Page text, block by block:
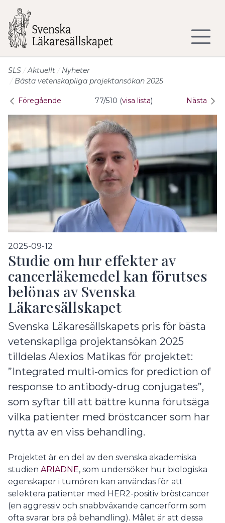
SLS Aktuellt
Nyheter
Bästa vetenskapliga projektansökan 2025
Föregående 77/510 (visa lista) Nästa
2025-09-12
Studie om hur effekter av
cancerläkemedel kan förutses
belönas av Svenska
Läkaresällskapet
Svenska Läkaresällskapets pris för bästa
vetenskapliga projektansökan 2025
tilldelas Alexios Matikas för projektet:
”Integrated multi-omics for prediction of
response to antibody-drug conjugates”,
som syftar till att bättre kunna förutsäga
vilka patienter med bröstcancer som har
nytta av en viss behandling.
Projektet är en del av den svenska akademiska
studien ARIADNE, som undersöker hur biologiska
egenskaper i tumören kan användas för att
selektera patienter med HER2-positiv bröstcancer
(en aggressiv och snabbväxande cancerform som
ofta svarar bra på behandling). Målet är att dessa